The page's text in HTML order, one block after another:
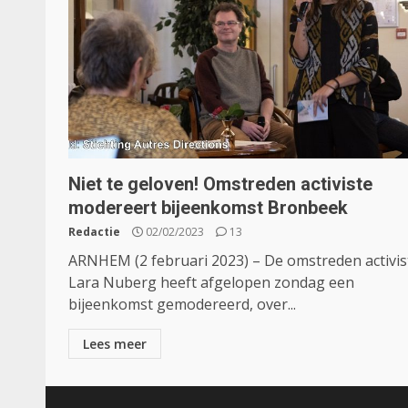
Niet te geloven! Omstreden activiste
modereert bijeenkomst Bronbeek
Redactie 02/02/2023 13
ARNHEM (2 februari 2023) – De omstreden
Lara Nuberg heeft afgelopen zondag een
bijeenkomst gemodereerd, over...
Lees meer